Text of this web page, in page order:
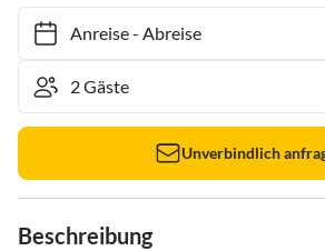
Anreise- Abreise
Unverbindlich
Beschreibung